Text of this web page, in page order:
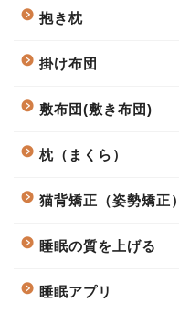
抱き枕
掛け布団
敷布団(敷き布団)
枕（まくら）
猫背矯正（姿勢矯正）
睡眠の質を上げる
睡眠アプリ